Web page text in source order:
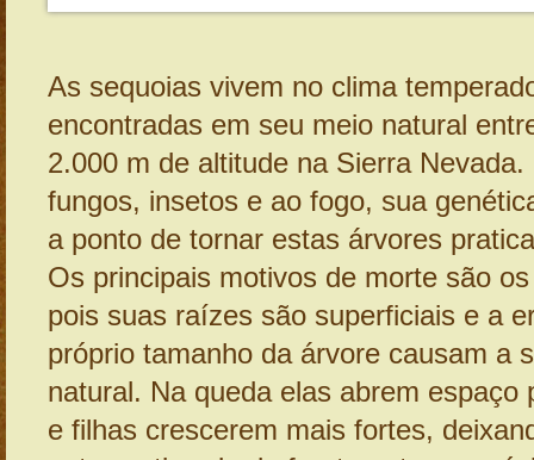
As sequoias vivem no clima
encontradas em seu meio natural
2.000 m de altitude na Sierra
fungos, insetos e ao fogo, sua
a ponto de tornar estas árvores
Os principais motivos de morte são
pois suas raízes são superficiais e a
próprio tamanho da árvore causam a
natural. Na queda elas abrem espaço
e filhas crescerem mais fortes,